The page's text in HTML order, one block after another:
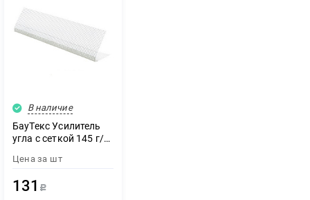
В наличие
БауТекс Усилитель
угла с сеткой 145 г/м
Цена за шт
131 Р